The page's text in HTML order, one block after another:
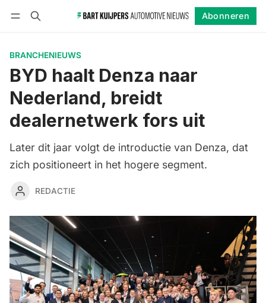
Abonneren
BRANCHENIEUWS
BYD haalt Denza naar
Nederland, breidt
dealernetwerk fors uit
Later dit jaar volgt de introductie van Denza, dat
zich positioneert in het hogere segment.
REDACTIE